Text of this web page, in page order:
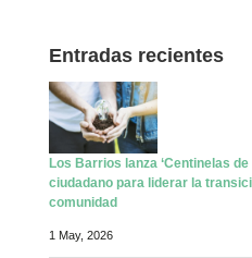
Entradas recientes
Los Barrios lanza ‘Centinelas
ciudadano para liderar la
comunidad
1 May, 2026